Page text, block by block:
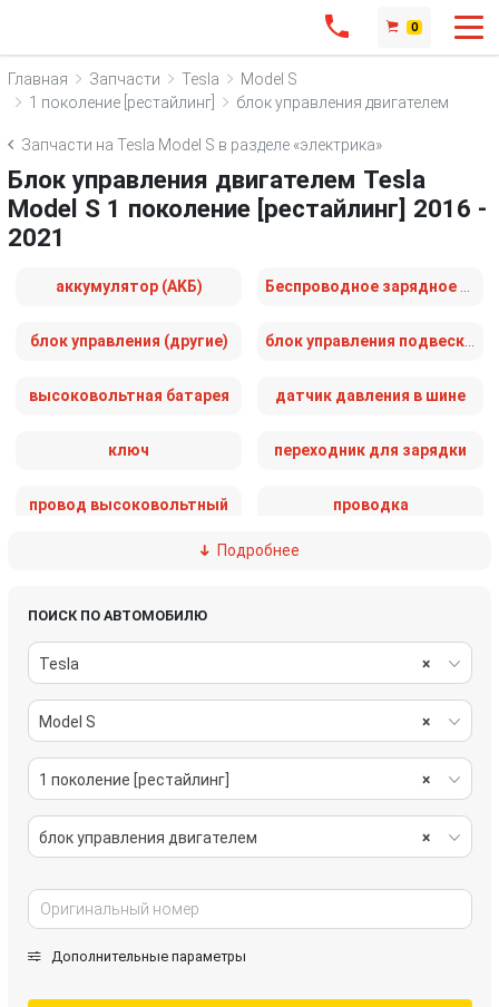
0
Главная Запчасти Tesla
Model S
1 поколение [рестайлинг]
блок управления двигателем
Запчасти на Tesla Model S в разделе «электрика»
Блок управления двигателем Tesla
Model S 1 поколение [рестайлинг] 2016 -
2021
аккумулятор (AKБ)
блок управления (другие)
высоковольтная батарея датчик давления в шине
ключ переходник для зарядки
провод высоковольтный проводка
Подробнее
ПОИСК ПО АВТОМОБИЛЮ
×
Tesla
×
Model S
×
1 поколение [рестайлинг]
×
блок управления двигателем
Дополнительные параметры